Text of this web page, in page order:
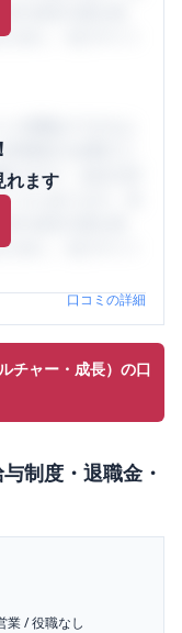
の会社の姿を知
めに、ぜひサイト
れます
性限定の企業口コ
やすさ・会社の評
さんあります。先
の会社の姿を知
めに、ぜひサイト
口コミの詳細
チャー・成長）の口
制度・退職金・
業/役職なし